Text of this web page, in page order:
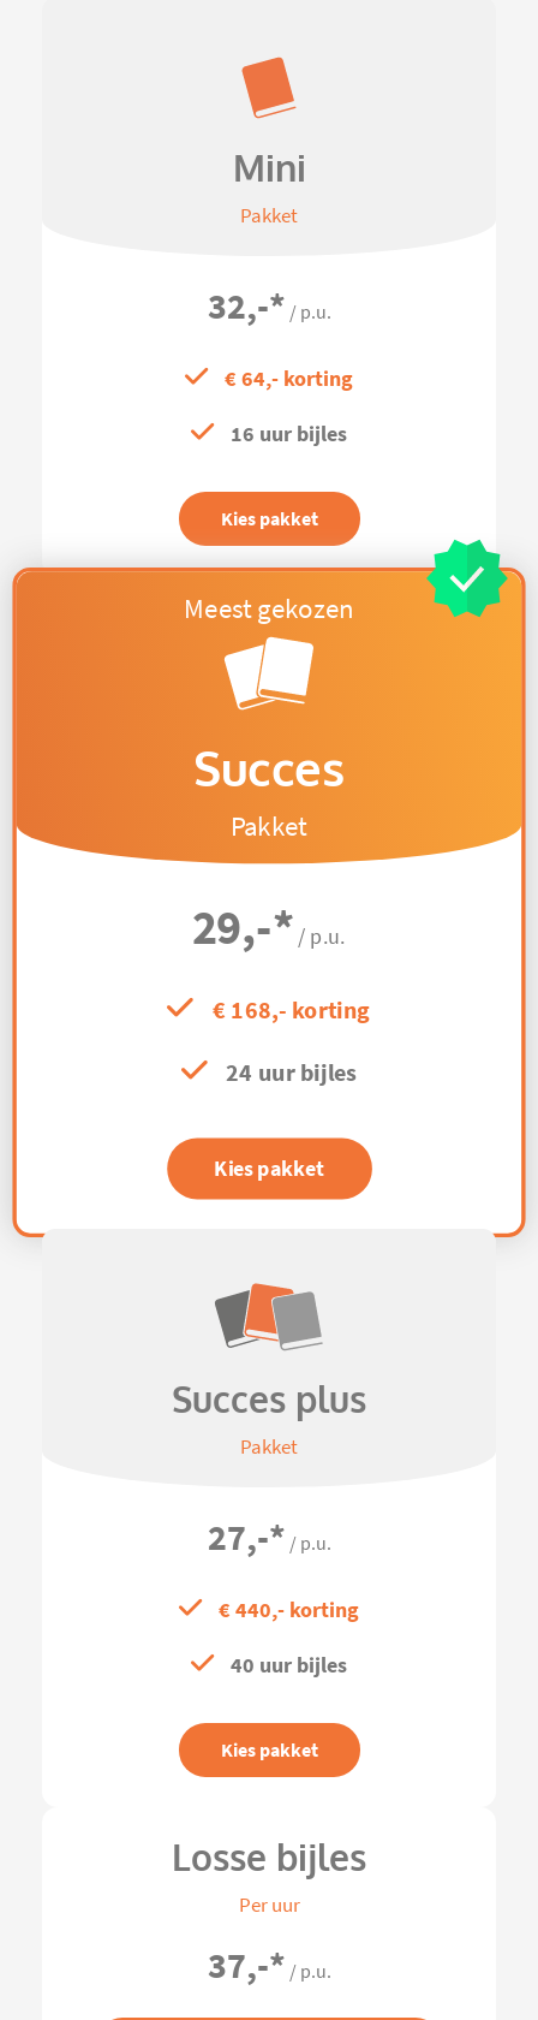
Mini
Pakket
32,-* / p.u.
€ 64,- korting
16 uur bijles
Kies pakket
Succes
Pakket
29,-* / p.u.
€ 168,- korting
24 uur bijles
Kies pakket
Succes plus
Pakket
27,-* / p.u.
€ 440,- korting
40 uur bijles
Kies pakket
Losse bijles
Per uur
37,-* / p.u.